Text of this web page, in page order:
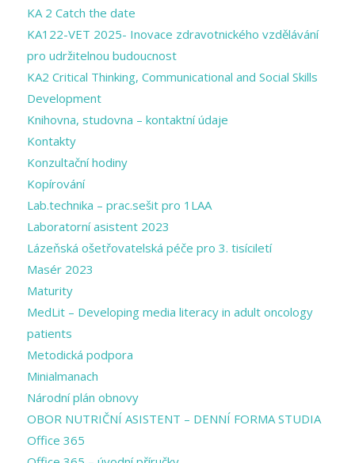
KA 2 Catch the date
KA122-VET 2025- Inovace zdravotnického vzdělávání
pro udržitelnou budoucnost
KA2 Critical Thinking, Communicational and Social Skills
Development
Knihovna, studovna – kontaktní údaje
Kontakty
Konzultační hodiny
Kopírování
Lab.technika – prac.sešit pro 1LAA
Laboratorní asistent 2023
Lázeňská ošetřovatelská péče pro 3. tisíciletí
Masér 2023
Maturity
MedLit – Developing media literacy in adult oncology
patients
Metodická podpora
Minialmanach
Národní plán obnovy
OBOR NUTRIČNÍ ASISTENT – DENNÍ FORMA STUDIA
Office 365